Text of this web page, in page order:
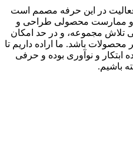
در این حرفه مصمم است
و ممارست محصولی طراحی و
تلاش مجموعه، و در حد امکان
باشد. ما اراده داریم تا
ابتکار و نوآوری بوده و حرفی
باشیم.